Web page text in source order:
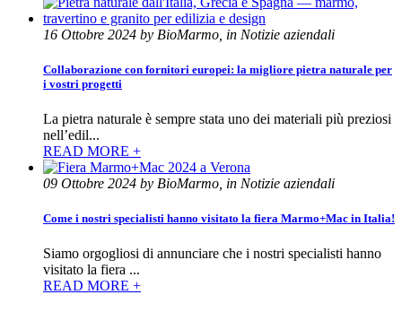
16 Ottobre 2024 by BioMarmo, in Notizie aziendali
Collaborazione con fornitori europei: la migliore pietra naturale per
i vostri progetti
La pietra naturale è sempre stata uno dei materiali più preziosi
nell’edil...
READ MORE +
09 Ottobre 2024 by BioMarmo, in Notizie aziendali
Come i nostri specialisti hanno visitato la fiera Marmo+Mac in Italia!
Siamo orgogliosi di annunciare che i nostri specialisti hanno
visitato la fiera ...
READ MORE +